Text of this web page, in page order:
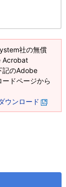
社の無償
Acrobat
記のAdobe
ドページから
ウンロード